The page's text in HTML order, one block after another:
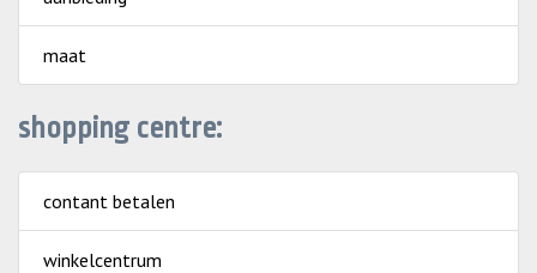
maat
shopping centre:
contant betalen
winkelcentrum